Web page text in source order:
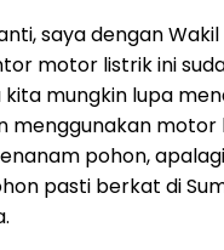
saya dengan
motor listrik ini
mungkin lupa
menggunakan motor
pohon,
pasti berkat di